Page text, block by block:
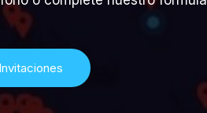
Invitaciones